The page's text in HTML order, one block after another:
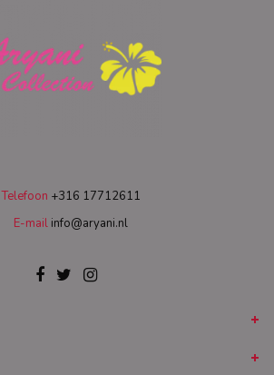
Telefoon +316 17712611
E-mail info@aryani.nl